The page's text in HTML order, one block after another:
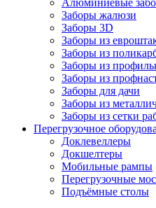
Заборы жалюзи
Заборы 3D
Заборы из
Заборы из
Заборы из
Заборы из
Заборы для дачи
Заборы из
Заборы из сетки
Перегрузочное
Доклевеллеры
Докшелтеры
Мобильные рампы
Перегрузочные
Подъёмные столы